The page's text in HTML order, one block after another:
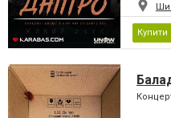
Купити